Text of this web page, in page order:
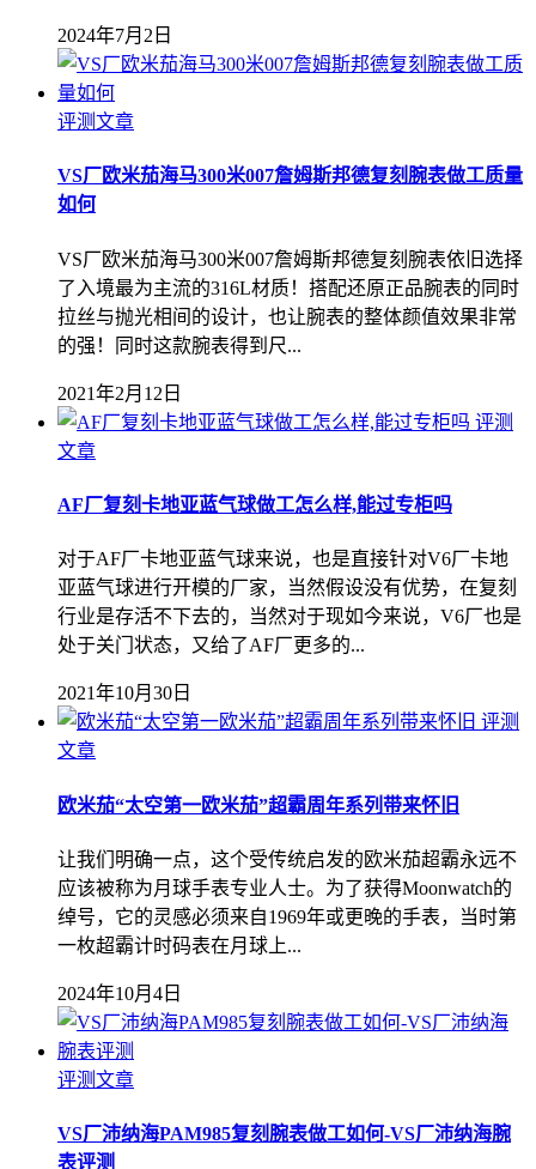
2024年7月2日
评测文章
VS厂欧米茄海马300米007詹姆斯邦德复刻腕表做工质量
如何
VS厂欧米茄海马300米007詹姆斯邦德复刻腕表依旧选择
了入境最为主流的316L材质！搭配还原正品腕表的同时
拉丝与抛光相间的设计，也让腕表的整体颜值效果非常
的强！同时这款腕表得到尺...
2021年2月12日
评测
文章
AF厂复刻卡地亚蓝气球做工怎么样,能过专柜吗
对于AF厂卡地亚蓝气球来说，也是直接针对V6厂卡地
亚蓝气球进行开模的厂家，当然假设没有优势，在复刻
行业是存活不下去的，当然对于现如今来说，V6厂也是
处于关门状态，又给了AF厂更多的...
2021年10月30日
评测
文章
欧米茄“太空第一欧米茄”超霸周年系列带来怀旧
让我们明确一点，这个受传统启发的欧米茄超霸永远不
应该被称为月球手表专业人士。为了获得Moonwatch的
绰号，它的灵感必须来自1969年或更晚的手表，当时第
一枚超霸计时码表在月球上...
2024年10月4日
评测文章
VS厂沛纳海PAM985复刻腕表做工如何-VS厂沛纳海腕
表评测